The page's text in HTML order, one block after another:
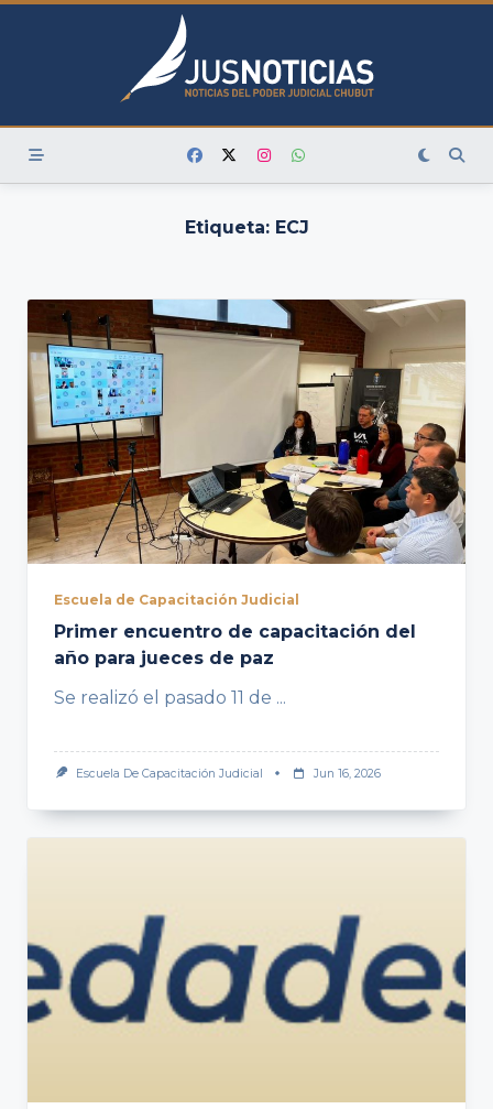
Skip
Etiqueta: ECJ
Escuela de Capacitación Judicial
Primer encuentro de capacitación del
año para jueces de paz
Se realizó el pasado 11 de ...
Escuela De Capacitación Judicial Jun 16, 2026